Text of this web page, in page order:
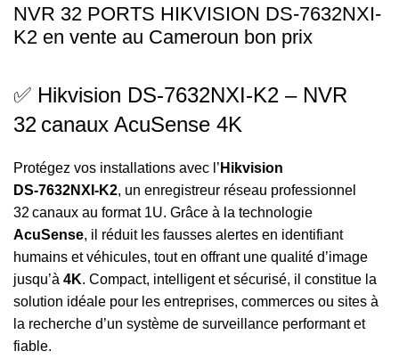
NVR 32 PORTS HIKVISION DS-7632NXI-
K2 en vente au Cameroun bon prix
✅ Hikvision DS‑7632NXI‑K2 – NVR
32 canaux AcuSense 4K
Protégez vos installations avec l’ Hikvision
DS‑7632NXI‑K2, un enregistreur réseau professionnel
32 canaux au format 1U. Grâce à la technologie
AcuSense, il réduit les fausses alertes en identifiant
humains et véhicules, tout en offrant une qualité d’image
jusqu’à 4K. Compact, intelligent et sécurisé, il constitue la
solution idéale pour les entreprises, commerces ou sites à
la recherche d’un système de surveillance performant et
fiable.